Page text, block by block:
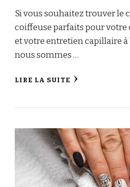
Si vous souhaitez trouver le
coiffeuse parfaits pour votre
et votre entretien capillaire
nous sommes …
LIRE LA SUITE